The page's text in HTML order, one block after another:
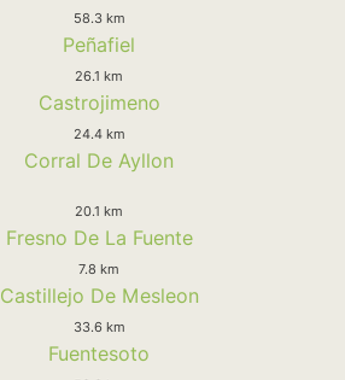
58.3 km
Peñafiel
26.1 km
Castrojimeno
24.4 km
Corral De Ayllon
20.1 km
Fresno De La Fuente
7.8 km
Castillejo De Mesleon
33.6 km
Fuentesoto